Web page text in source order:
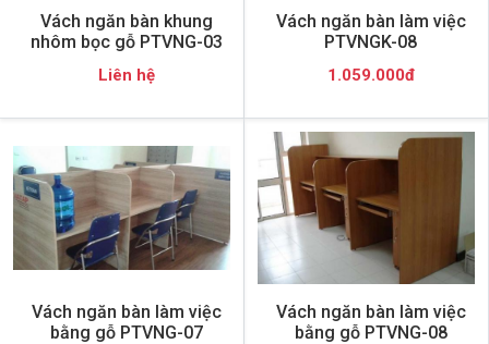
Vách ngăn bàn khung
nhôm bọc gỗ PTVNG-03
Liên hệ
Vách ngăn bàn làm việc
PTVNGK-08
1.059.000đ
Vách ngăn bàn làm việc
bằng gỗ PTVNG-07
Vách ngăn bàn làm việc
bằng gỗ PTVNG-08